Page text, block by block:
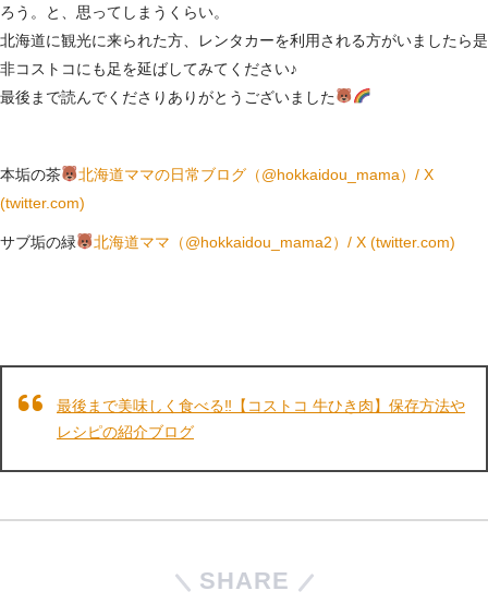
ろう。と、思ってしまうくらい。
北海道に観光に来られた方、レンタカーを利用される方がいましたら是
非コストコにも足を延ばしてみてください♪
最後まで読んでくださりありがとうございました
本垢の茶
北海道ママの日常ブログ（@hokkaidou_mama）/ X
(twitter.com)
サブ垢の緑 北海道ママ（@hokkaidou_mama2）/ X (twitter.com)
最後まで美味しく食べる‼【コストコ 牛ひき肉】保存方法や
レシピの紹介ブログ
SHARE